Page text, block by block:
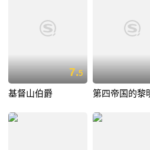
7.5
基督山伯爵 第四帝国的黎